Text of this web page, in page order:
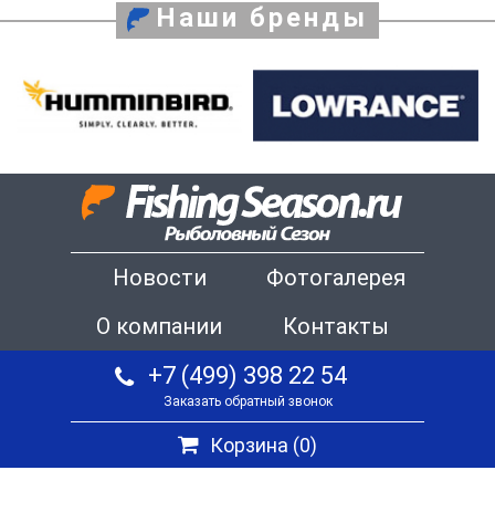
Наши бренды
Новости
Фотогалерея
О компании
Контакты
+7 (499) 398 22 54
Заказать обратный звонок
Корзина (0)